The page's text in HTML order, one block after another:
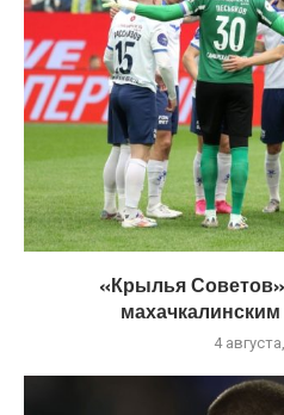
«Крылья
4